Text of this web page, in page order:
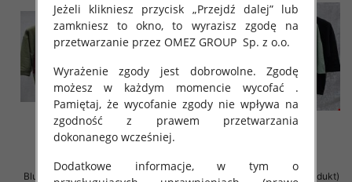
Bluzki damskie ( Turecki produkt)
Bluzki damskie ( Turecki produkt)
Jeżeli klikniesz przycisk „Przejdź dalej” lub
zamkniesz to okno, to wyrazisz zgodę na
przetwarzanie przez OMEZ GROUP Sp. z o.o.
Wyrażenie zgody jest dobrowolne. Zgodę
możesz w każdym momencie wycofać .
Pamiętaj, że wycofanie zgody nie wpływa na
zgodność z prawem przetwarzania
dokonanego wcześniej.
Dodatkowe informacje, w tym o